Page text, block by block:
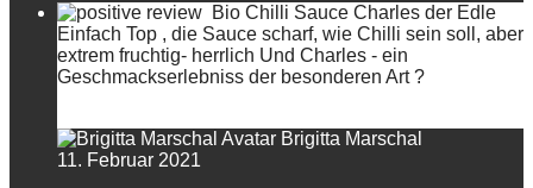
Bio Chilli Sauce Charles der Edle
Einfach Top , die Sauce scharf, wie Chilli sein soll, aber
extrem fruchtig- herrlich Und Charles - ein
Geschmackserlebniss der besonderen Art ?
Brigitta Marschal
11. Februar 2021